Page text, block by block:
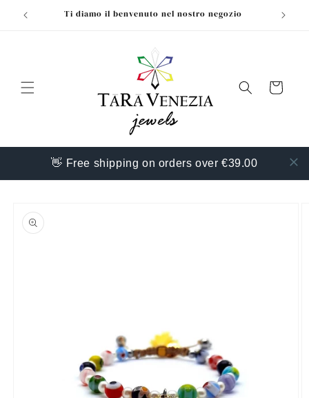
direttamenteTi diamo il benvenuto nel nostro negozio
Carrello
👋 Free shipping on orders over €39.00
informazioni
sul prodotto